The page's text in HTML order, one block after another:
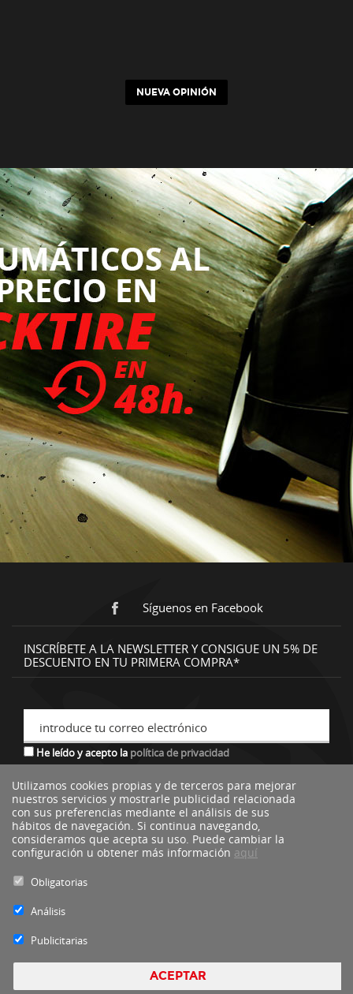
NUEVA OPINIÓN
Síguenos en Facebook
INSCRÍBETE A LA NEWSLETTER Y CONSIGUE UN 5% DE
DESCUENTO EN TU PRIMERA COMPRA*
introduce tu correo electrónico
He leído y acepto la política de privacidad
*descuento no acumulable a otras ofertas o promociones.
Utilizamos cookies propias y de terceros para mejorar
nuestros servicios y mostrarle publicidad relacionada
con sus preferencias mediante el análisis de sus
hábitos de navegación. Si continua navegando,
consideramos que acepta su uso. Puede cambiar la
configuración u obtener más información aquí
Obligatorias
Análisis
Publicitarias
ACEPTAR